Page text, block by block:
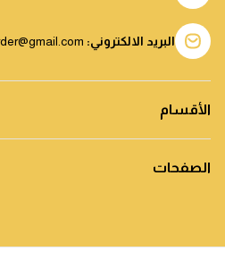
البريد الالكتروني:
الأقسام
الصفحات